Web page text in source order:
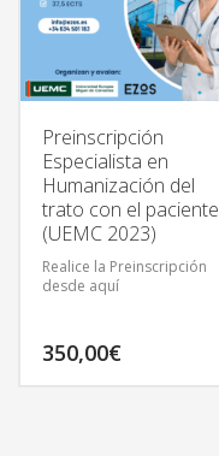
Preinscripción
Especialista en
Humanización del
trato con el paciente
(UEMC 2023)
Realice la Preinscripción
desde aquí
350,00€